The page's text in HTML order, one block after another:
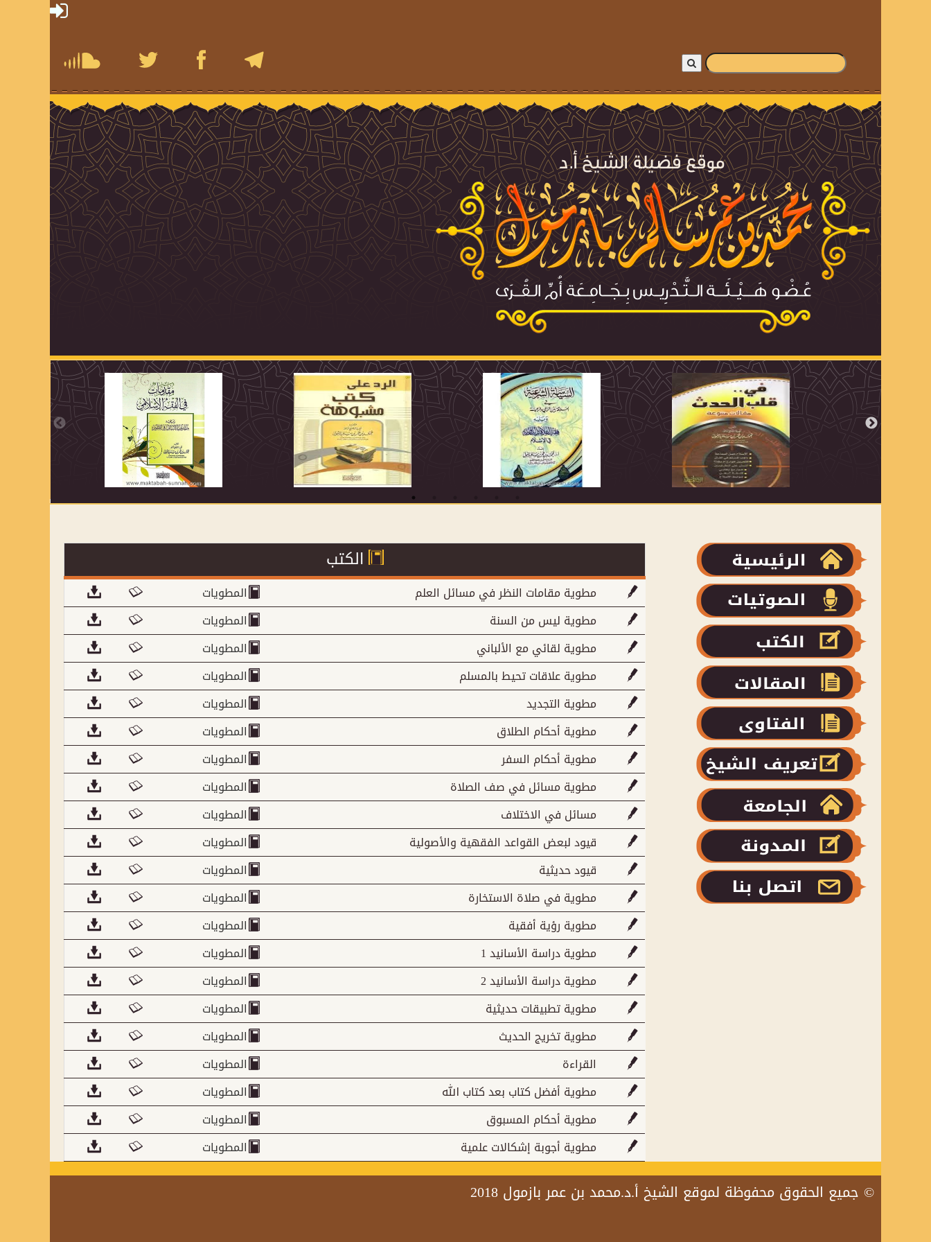
المطويات
مطوية مقامات النظر في مسائل العلم
المطويات
مطوية ليس من السنة
المطويات
مطوية لقائي مع الألباني
المطويات
مطوية علاقات تحيط بالمسلم
المطويات
مطوية التجديد
المطويات
مطوية أحكام الطلاق
المطويات
مطوية أحكام السفر
المطويات
مطوية مسائل في صف الصلاة
المطويات
مسائل في الاختلاف
المطويات
قيود لبعض القواعد الفقهية والأصولية
المطويات
قيود حديثية
المطويات
مطوية في صلاة الاستخارة
المطويات
مطوية رؤية أفقية
المطويات
مطوية دراسة الأسانيد 1
المطويات
2 مطوية دراسة الأسانيد
المطويات
مطوية تطبيقات حديثية
المطويات
مطوية تخريج الحديث
المطويات
القراءة
المطويات
مطوية أفضل كتاب بعد كتاب الله
المطويات
مطوية أحكام المسبوق
المطويات
مطوية أجوبة إشكالات علمية
جميع الحقوق محفوظة لموقع الشيخ أ.د.محمد بن عمر بازمول 2018 ©